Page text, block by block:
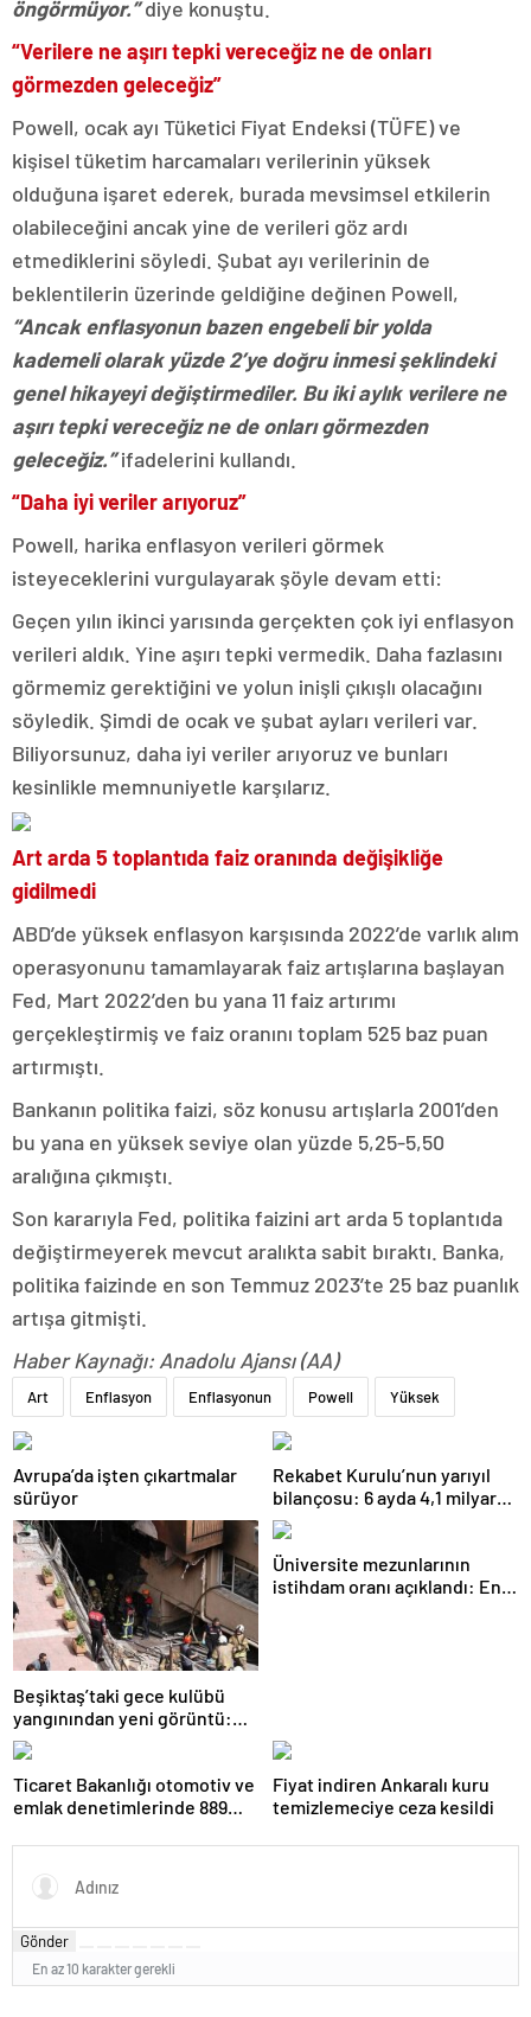
öngörmüyor.”diye konuştu.
“Verilere ne aşırı tepki vereceğiz ne de onları
görmezden geleceğiz”
Powell, ocak ayı Tüketici Fiyat Endeksi (TÜFE) ve
kişisel tüketim harcamaları verilerinin yüksek
olduğuna işaret ederek, burada mevsimsel etkilerin
olabileceğini ancak yine de verileri göz ardı
etmediklerini söyledi. Şubat ayı verilerinin de
beklentilerin üzerinde geldiğine değinen Powell,
“Ancak enflasyonun bazen engebeli bir yolda
kademeli olarak yüzde 2’ye doğru inmesi şeklindeki
genel hikayeyi değiştirmediler. Bu iki aylık verilere ne
aşırı tepki vereceğiz ne de onları görmezden
geleceğiz.”ifadelerini kullandı.
“Daha iyi veriler arıyoruz”
Powell, harika enflasyon verileri görmek
isteyeceklerini vurgulayarak şöyle devam etti:
Geçen yılın ikinci yarısında gerçekten çok iyi enflasyon
verileri aldık. Yine aşırı tepki vermedik. Daha fazlasını
görmemiz gerektiğini ve yolun inişli çıkışlı olacağını
söyledik. Şimdi de ocak ve şubat ayları verileri var.
Biliyorsunuz, daha iyi veriler arıyoruz ve bunları
kesinlikle memnuniyetle karşılarız.
Art arda 5 toplantıda faiz oranında değişikliğe
gidilmedi
ABD’de yüksek enflasyon karşısında 2022’de varlık alım
operasyonunu tamamlayarak faiz artışlarına başlayan
Fed, Mart 2022’den bu yana 11 faiz artırımı
gerçekleştirmiş ve faiz oranını toplam 525 baz puan
artırmıştı.
Bankanın politika faizi, söz konusu artışlarla 2001’den
bu yana en yüksek seviye olan yüzde 5,25-5,50
aralığına çıkmıştı.
Son kararıyla Fed, politika faizini art arda 5 toplantıda
değiştirmeyerek mevcut aralıkta sabit bıraktı. Banka,
politika faizinde en son Temmuz 2023’te 25 baz puanlık
artışa gitmişti.
Haber Kaynağı: Anadolu Ajansı (AA)
Art Enflasyon Enflasyonun Powell Yüksek
Avrupa’da işten çıkartmalar
sürüyor
Rekabet Kurulu’nun yarıyıl
bilançosu: 6 ayda 4,1 milyar
TL ceza
Beşiktaş’taki gece kulübü
yangınından yeni görüntü:
İşçiler çalışırken duman sardı
Üniversite mezunlarının
istihdam oranı açıklandı: En
Ticaret Bakanlığı otomotiv ve
emlak denetimlerinde 889
Fiyat indiren Ankaralı kuru
temizlemeciye ceza kesildi
Gönder
En az 10 karakter gerekli